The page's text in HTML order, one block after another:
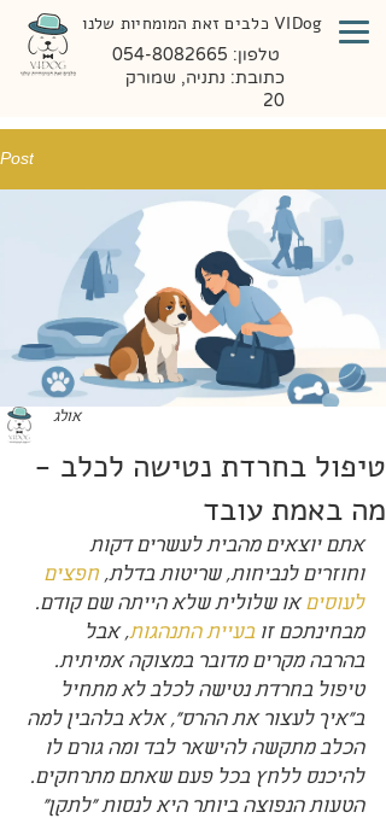
כתובת: נתניה, שמורק
20
טלפון: 054-8082665
VIDog כלבים זאת המומחיות שלנו
Post
טיפול בחרדת נטישה לכלב -
מה באמת עובד
אולג
אתם יוצאים מהבית לעשרים דקות
וחוזרים לנביחות, שריטות בדלת, חפצים
לעוסים או שלולית שלא הייתה שם קודם.
מבחינתכם זו בעיית התנהגות, אבל
בהרבה מקרים מדובר במצוקה אמיתית.
טיפול בחרדת נטישה לכלב לא מתחיל
ב"איך לעצור את ההרס", אלא בלהבין למה
הכלב מתקשה להישאר לבד ומה גורם לו
להיכנס ללחץ בכל פעם שאתם מתרחקים.
הטעות הנפוצה ביותר היא לנסות "לתקן"